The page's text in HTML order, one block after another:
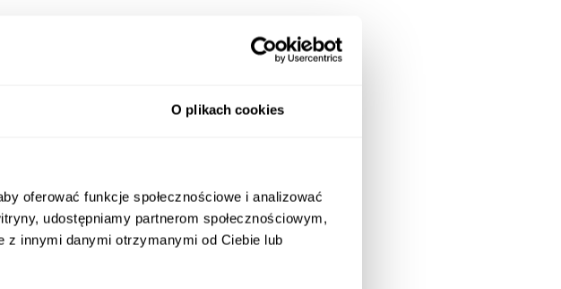
O plikach cookies
oferować funkcje społecznościowe i analizować
udostępniamy partnerom społecznościowym,
z innymi danymi otrzymanymi od Ciebie lub